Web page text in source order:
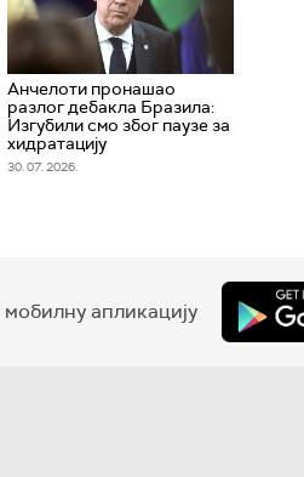
Анчелоти пронашао
разлог дебакла Бразила:
Изгубили смо због паузе за
хидратацију
30. 07. 2026.
апликацију